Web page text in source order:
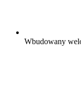
Wbudowany